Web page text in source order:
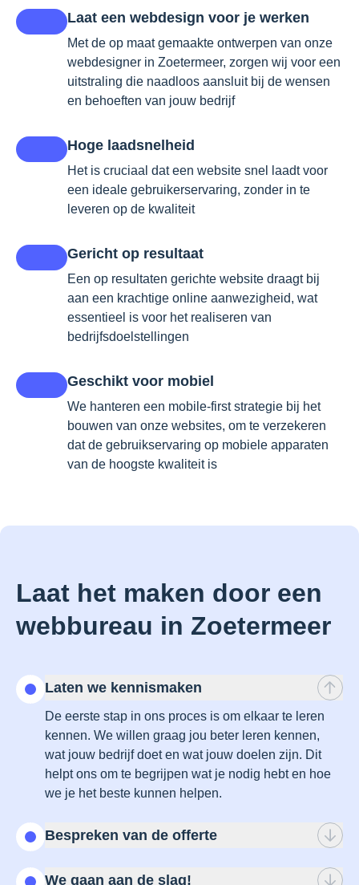
Laat een webdesign voor je werken
Met de op maat gemaakte ontwerpen van onze
webdesigner in Zoetermeer, zorgen wij voor een
uitstraling die naadloos aansluit bij de wensen
en behoeften van jouw bedrijf
Hoge laadsnelheid
Het is cruciaal dat een website snel laadt voor
een ideale gebruikerservaring, zonder in te
leveren op de kwaliteit
Gericht op resultaat
Een op resultaten gerichte website draagt bij
aan een krachtige online aanwezigheid, wat
essentieel is voor het realiseren van
bedrijfsdoelstellingen
Geschikt voor mobiel
We hanteren een mobile-first strategie bij het
bouwen van onze websites, om te verzekeren
dat de gebruikservaring op mobiele apparaten
van de hoogste kwaliteit is
Laat het maken door een
webbureau in Zoetermeer
Laten we kennismaken
De eerste stap in ons proces is om elkaar te leren
kennen. We willen graag jou beter leren kennen,
wat jouw bedrijf doet en wat jouw doelen zijn. Dit
helpt ons om te begrijpen wat je nodig hebt en hoe
we je het beste kunnen helpen.
Bespreken van de offerte
We gaan aan de slag!